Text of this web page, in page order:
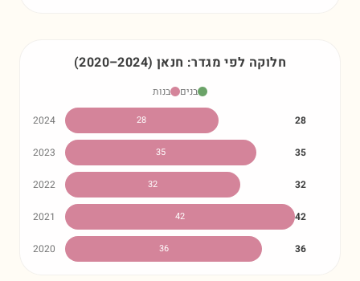
חלוקה לפי מגדר: חנאן (2020–2024)
בנים
בנות
2024
28 28
2023 35 35
2022 32 32
2021 42 42
2020 36 36